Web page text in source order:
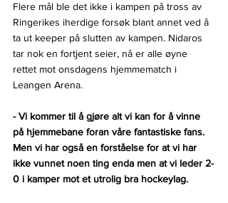
Flere mål ble det ikke i kampen på tross av
Ringerikes iherdige forsøk blant annet ved å
ta ut keeper på slutten av kampen. Nidaros
tar nok en fortjent seier, nå er alle øyne
rettet mot onsdagens hjemmematch i
Leangen Arena.
- Vi kommer til å gjøre alt vi kan for å vinne
på hjemmebane foran våre fantastiske fans.
Men vi har også en forståelse for at vi har
ikke vunnet noen ting enda men at vi leder 2-
0 i kamper mot et utrolig bra hockeylag.